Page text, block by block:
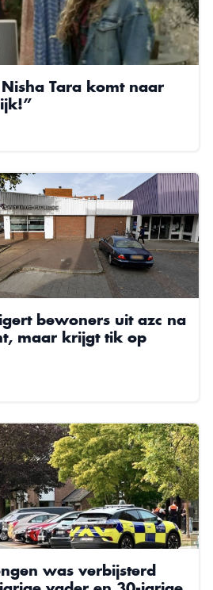
Tara komt naar
bewoners uit azc na
maar krijgt tik op
was verbijsterd